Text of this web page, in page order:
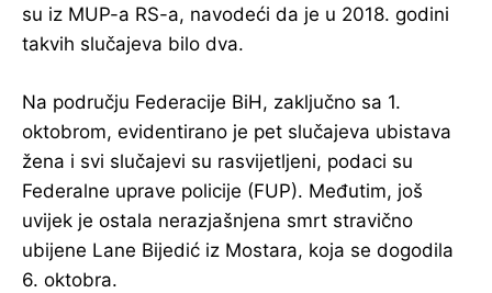
su iz MUP-a RS-a, navodeći da je u 2018. godini
takvih slučajeva bilo dva.
Na području Federacije BiH, zaključno sa 1.
oktobrom, evidentirano je pet slučajeva ubistava
žena i svi slučajevi su rasvijetljeni, podaci su
Federalne uprave policije (FUP). Međutim, još
uvijek je ostala nerazjašnjena smrt stravično
ubijene Lane Bijedić iz Mostara, koja se dogodila
6. oktobra.